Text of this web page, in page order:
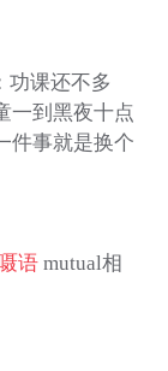
功课还不多
一到黑夜十点
件事就是换个
语mutual相